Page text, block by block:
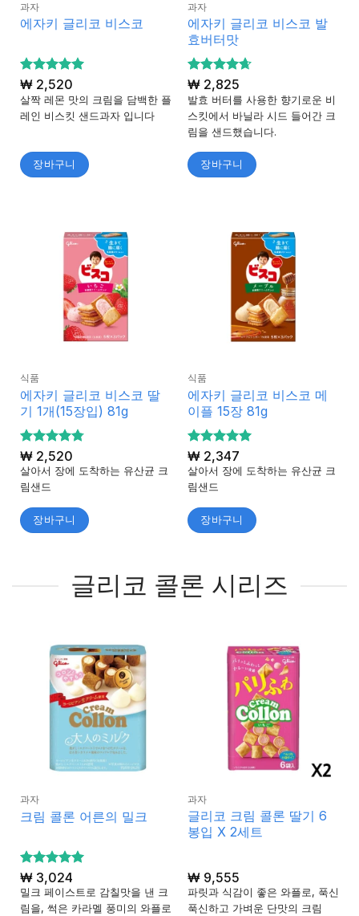
과자
에자키 글리코 비스코
5 중에서
4.93로 평
가됨
₩2,520
살짝 레몬 맛의 크림을 담백한 플
레인 비스킷 샌드과자 입니다
장바구니
과자
에자키 글리코 비스코 발
효버터맛
5 중에서
4.67로 평
가됨
₩2,825
발효 버터를 사용한 향기로운 비
스킷에서 바닐라 시드 들어간 크
림을 샌드했습니다.
장바구니
식품
에자키 글리코 비스코 딸
기 1개(15장입) 81g
5 중에서
4.75로 평
가됨
₩2,520
살아서 장에 도착하는 유산균 크
림샌드
장바구니
식품
에자키 글리코 비스코 메
이플 15장 81g
5 중에서
5로 평가
됨
₩2,347
살아서 장에 도착하는 유산균 크
림샌드
장바구니
글리코 콜론 시리즈
과자
크림 콜론 어른의 밀크
5 중에서
5로 평가
됨
₩3,024
밀크 페이스트로 감칠맛을 낸 크
림을, 썩은 카라멜 풍미의 와플로
과자
글리코 크림 콜론 딸기 6
봉입 X 2세트
₩9,555
파릿과 식감이 좋은 와플로, 푹신
푹신하고 가벼운 단맛의 크림